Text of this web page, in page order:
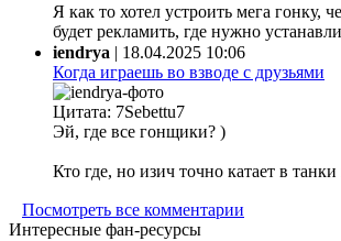
Я как то хотел устроить мега гонку,
будет рекламить, где нужно
iendrya | 18.04.2025 10:06
Когда играешь во взводе с друзьями
Цитата: 7Sebettu7
Эй, где все гонщики? )
Кто где, но изич точно катает в
Посмотреть все комментарии
Интересные фан-ресурсы